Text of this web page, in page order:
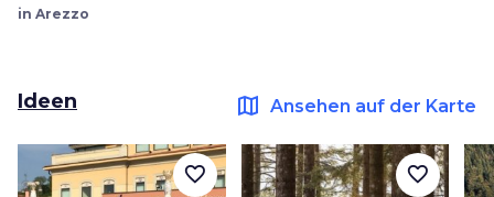
in Arezzo
Ideen map Ansehen auf der Karte
favorite_border favorite_border